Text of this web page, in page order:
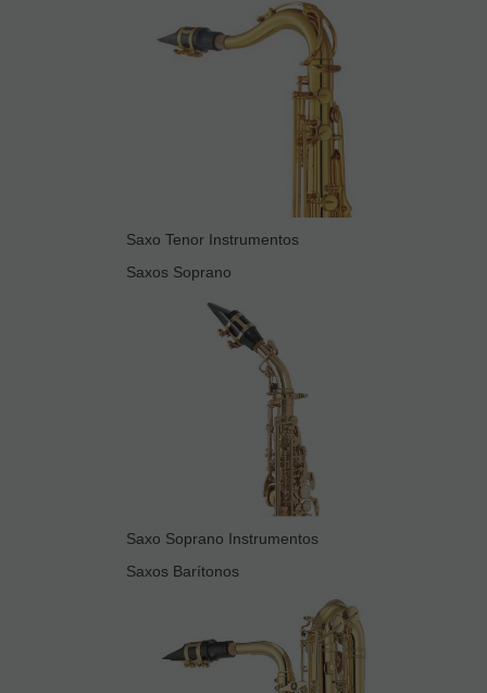
Saxo Tenor Instrumentos
Saxos Soprano
Saxo Soprano Instrumentos
Saxos Barítonos